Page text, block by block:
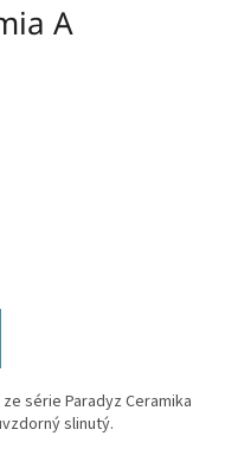
A
série Paradyz Ceramika
slinutý.